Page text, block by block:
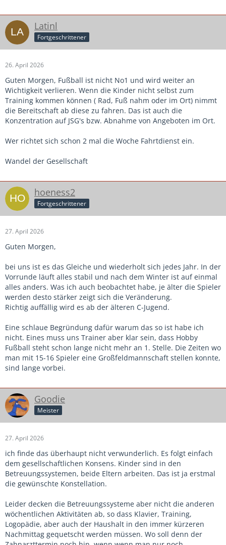
Latinl
Fortgeschrittener
26. April 2026
Guten Morgen, Fußball ist nicht No1 und wird weiter an
Wichtigkeit verlieren. Wenn die Kinder nicht selbst zum
Training kommen können ( Rad, Fuß nahm oder im Ort) nimmt
die Bereitschaft ab diese zu fahren. Das ist auch die
Konzentration auf JSG's bzw. Abnahme von Angeboten im Ort.
Wer richtet sich schon 2 mal die Woche Fahrtdienst ein.
Wandel der Gesellschaft
hoeness2
Fortgeschrittener
27. April 2026
Guten Morgen,
bei uns ist es das Gleiche und wiederholt sich jedes Jahr. In der
Vorrunde läuft alles stabil und nach dem Winter ist auf einmal
alles anders. Was ich auch beobachtet habe, je älter die Spieler
werden desto stärker zeigt sich die Veränderung.
Richtig auffällig wird es ab der älteren C-Jugend.
Eine schlaue Begründung dafür warum das so ist habe ich
nicht. Eines muss uns Trainer aber klar sein, dass Hobby
Fußball steht schon lange nicht mehr an 1. Stelle. Die Zeiten wo
man mit 15-16 Spieler eine Großfeldmannschaft stellen konnte,
sind lange vorbei.
Goodie
Meister
27. April 2026
ich finde das überhaupt nicht verwunderlich. Es folgt einfach
dem gesellschaftlichen Konsens. Kinder sind in den
Betreuungssystemen, beide Eltern arbeiten. Das ist ja erstmal
die gewünschte Konstellation.
Leider decken die Betreuungssysteme aber nicht die anderen
wöchentlichen Aktivitäten ab, so dass Klavier, Training,
Logopädie, aber auch der Haushalt in den immer kürzeren
Nachmittag gequetscht werden müssen. Wo soll denn der